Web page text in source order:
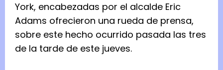
York, encabezadas por el alcalde Eric
Adams ofrecieron una rueda de prensa,
sobre este hecho ocurrido pasada las tres
de la tarde de este jueves.